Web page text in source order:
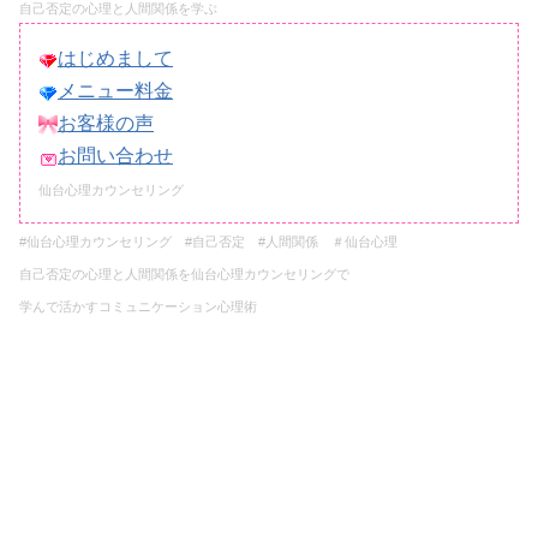
自己否定の心理と人間関係を学ぶ
はじめまして
メニュー料金
お客様の声
お問い合わせ
仙台心理カウンセリング
#仙台心理カウンセリング #自己否定 #人間関係 ＃仙台心理
自己否定の心理と人間関係を仙台心理カウンセリングで
学んで活かすコミュニケーション心理術